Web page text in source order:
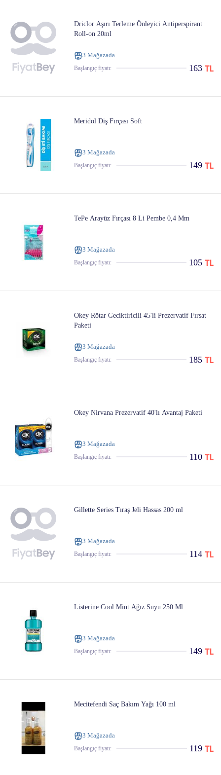
Driclor Aşırı Terleme Önleyici Antiperspirant
Roll-on 20ml
3 Mağazada
Başlangıç ​​fiyatı: 163
Meridol Diş Fırçası Soft
3 Mağazada
Başlangıç ​​fiyatı: 149
TePe Arayüz Fırçası 8 Li Pembe 0,4 Mm
3 Mağazada
Başlangıç ​​fiyatı: 105
Okey Rötar Geciktiricili 45'li Prezervatif Fırsat
Paketi
3 Mağazada
Başlangıç ​​fiyatı: 185
Okey Nirvana Prezervatif 40'lı Avantaj Paketi
3 Mağazada
Başlangıç ​​fiyatı: 110
Gillette Series Tıraş Jeli Hassas 200 ml
3 Mağazada
Başlangıç ​​fiyatı: 114
Listerine Cool Mint Ağız Suyu 250 Ml
3 Mağazada
Başlangıç ​​fiyatı: 149
Mecitefendi Saç Bakım Yağı 100 ml
3 Mağazada
Başlangıç ​​fiyatı: 119